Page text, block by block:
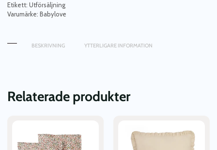
Etikett: Utförsäljning
Varumärke: Babylove
BESKRIVNING YTTERLIGARE INFORMATION
Relaterade produkter
produkten